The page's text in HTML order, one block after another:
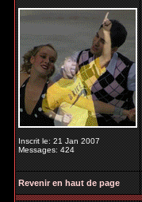
Inscrit le: 21 Jan 2007
Messages: 424
Revenir en haut de page